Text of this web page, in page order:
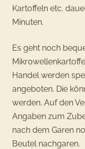
Kartoffeln etc.
Minuten.
Es geht noch
Handel werden
angeboten. Die
werden. Auf den
Angaben zum
nach dem Garen
Beutel nachgaren.